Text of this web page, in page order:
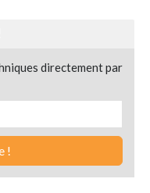
directement par